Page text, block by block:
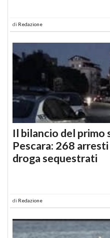
di Redazione
Il bilancio del primo
Pescara: 268
droga sequestrati
di Redazione